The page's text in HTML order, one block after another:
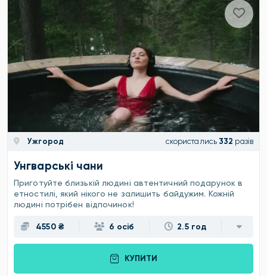
Ужгород скористались 332 разів
Унгварські чани
Приготуйте близькій людині автентичний подарунок в
етностилі, який нікого не залишить байдужим. Кожній
людині потрібен відпочинок!
4550 ₴ 6 осіб 2.5 год
КУПИТИ